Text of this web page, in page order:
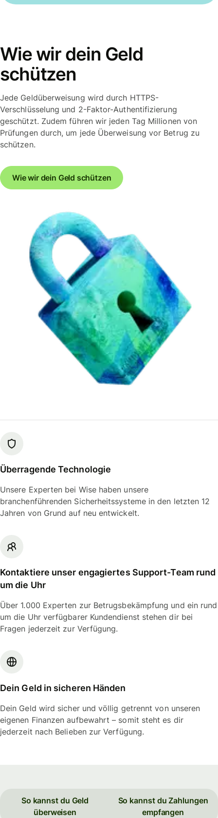
Wie wir dein Geld
schützen
Jede Geldüberweisung wird durch HTTPS-
Verschlüsselung und 2-Faktor-Authentifizierung
geschützt. Zudem führen wir jeden Tag Millionen von
Prüfungen durch, um jede Überweisung vor Betrug zu
schützen.
Wie wir dein Geld schützen
Überragende Technologie
Unsere Experten bei Wise haben unsere
branchenführenden Sicherheitssysteme in den letzten 12
Jahren von Grund auf neu entwickelt.
Kontaktiere unser engagiertes Support-Team rund
um die Uhr
Über 1.000 Experten zur Betrugsbekämpfung und ein rund
um die Uhr verfügbarer Kundendienst stehen dir bei
Fragen jederzeit zur Verfügung.
Dein Geld in sicheren Händen
Dein Geld wird sicher und völlig getrennt von unseren
eigenen Finanzen aufbewahrt – somit steht es dir
jederzeit nach Belieben zur Verfügung.
So kannst du Geld
überweisen
So kannst du Zahlungen
empfangen